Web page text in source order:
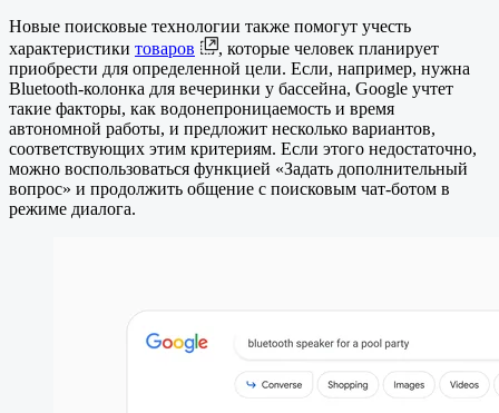
Новые поисковые технологии также помогут учесть
характеристики товаров
, которые человек планирует
приобрести для определенной цели. Если, например, нужна
Bluetooth-колонка для вечеринки у бассейна, Google учтет
такие факторы, как водонепроницаемость и время
автономной работы, и предложит несколько вариантов,
соответствующих этим критериям. Если этого недостаточно,
можно воспользоваться функцией «Задать дополнительный
вопрос» и продолжить общение с поисковым чат-ботом в
режиме диалога.